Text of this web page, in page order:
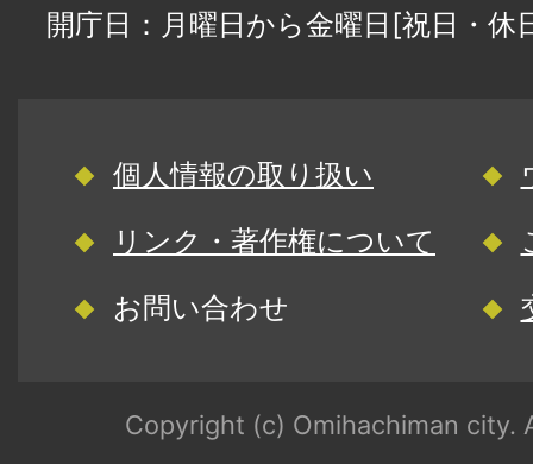
開庁日：月曜日から金曜日[祝日・
個人情報の取り扱い
リンク・著作権について
お問い合わせ
Copyright (c) Omihachiman city.